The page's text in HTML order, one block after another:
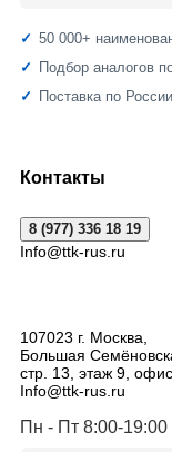
50 000+
Подбор аналогов
Поставка по
Контакты
8 (977) 336 18 19
Info@ttk-rus.ru
107023 г. Москва,
Большая
стр. 13, этаж 9,
Info@ttk-rus.ru
Пн - Пт 8:00-19:00